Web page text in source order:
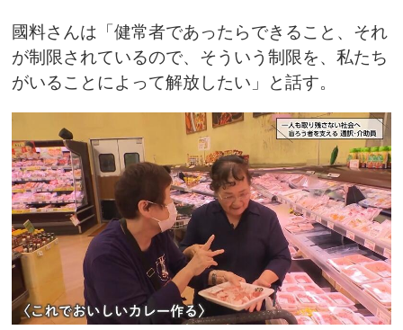
國料さんは「健常者であったらできること、それ
が制限されているので、そういう制限を、私たち
がいることによって解放したい」と話す。